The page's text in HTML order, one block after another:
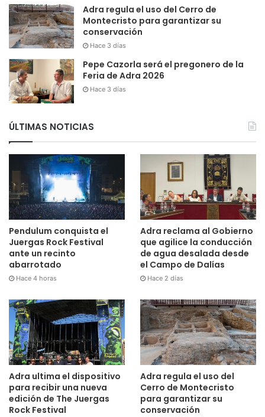
Adra regula el uso del Cerro de
Montecristo para garantizar su
conservación
Hace 3 días
Pepe Cazorla será el pregonero de la
Feria de Adra 2026
Hace 3 días
ÚLTIMAS NOTICIAS
Pendulum conquista el
Juergas Rock Festival
ante un recinto
abarrotado
Hace 4 horas
Adra reclama al Gobierno
que agilice la conducción
de agua desalada desde
el Campo de Dalías
Hace 2 días
Adra ultima el dispositivo
para recibir una nueva
edición de The Juergas
Rock Festival
Adra regula el uso del
Cerro de Montecristo
para garantizar su
conservación